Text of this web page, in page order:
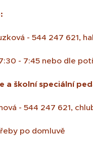
- 544 247 621,
- 7:45 nebo dle
a školní speciální
- 544 247 621,
po domluvě